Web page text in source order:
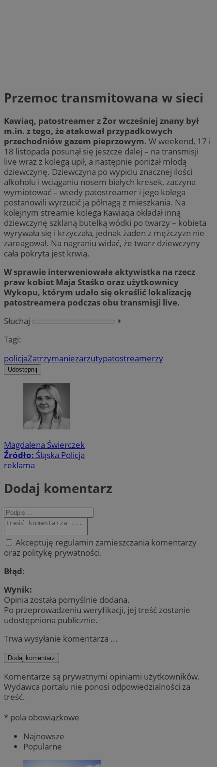
Przemoc transmitowana w sieci
Kawiaq, patostreamer z Żor wcześniej znany był
m.in. z tego, że atakował przypadkowych
przechodniów gazem pieprzowym. W weekend, 17 i
18 listopada posunął się jeszcze dalej – na transmisji
live wraz z kolegą upił, a następnie poniżał młodą
dziewczynę. Dziewczyna po wypiciu znacznej ilości
alkoholu i wciąganiu nosem białych kresek, zaczyna
wymiotować – wtedy patostreamer i jego kolega
postanowili wyrzucić ją półnagą z mieszkania. Na
kolejnym streamie kolega Kawiaqa okładał inną
dziewczynę szklaną butelką wódki po twarzy – kobieta
wyrywała się i krzyczała, jednak żaden z mężczyzn nie
zareagował. Na nagraniu widać, że twarz dziewczyny
cała pokryta jest krwią.
W sprawie interweniowała aktywistka na rzecz
praw kobiet Maja Staśko oraz użytkownicy
Wykopu, którym udało się określić lokalizację
patostreamera podczas obu transmisji live.
Słuchaj
⏵︎
Tagi:
policjaZatrzymaniezarzutypatostreamerzy
Udostępnij
Magdalena Świerczek
Źródło: Śląska Policja
reklama
Dodaj komentarz
Akceptuję regulamin zamieszczania komentarzy
oraz politykę prywatności.
Błąd:
Wynik:
Opinia została pomyślnie dodana.
Po przeprowadzeniu weryfikacji, jej treść zostanie
udostępniona publicznie.
Trwa wysyłanie komentarza ...
Dodaj komentarz
Komentarze są prywatnymi opiniami użytkowników.
Wydawca portalu nie ponosi odpowiedzialności za
treść.
* pola obowiązkowe
Najnowsze
Popularne